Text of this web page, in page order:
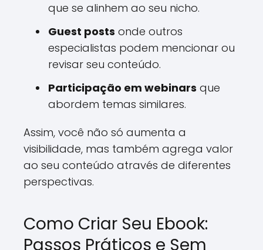
que se alinhem ao seu nicho.
Guest posts onde outros
especialistas podem mencionar ou
revisar seu conteúdo.
Participação em webinars que
abordem temas similares.
Assim, você não só aumenta a
visibilidade, mas também agrega valor
ao seu conteúdo através de diferentes
perspectivas.
Como Criar Seu Ebook:
Passos Práticos e Sem